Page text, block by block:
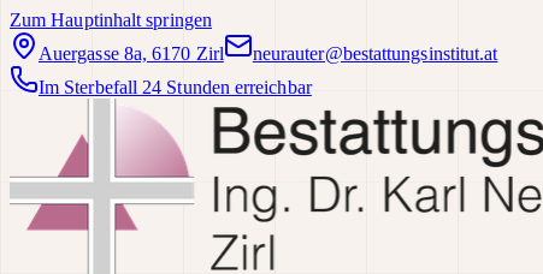
Zum Hauptinhalt springen
Auergasse 8a, 6170 Zirl
neurauter@bestattungsinstitut.at
Im Sterbefall 24 Stunden erreichbar